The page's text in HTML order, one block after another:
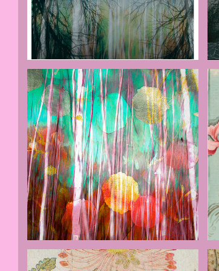
Bos
Fleurs colorées